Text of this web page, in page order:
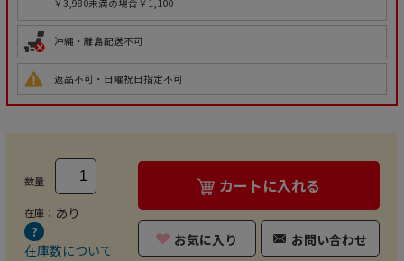
￥3,980未満の場合￥1,100
沖縄・離島配送不可
返品不可・日曜祝日指定不可
数量
在庫： あり
在庫数について
カートに入れる
お気に入り お問い合わせ